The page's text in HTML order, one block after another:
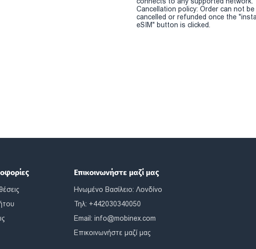
Cancellation policy: Order can not be
cancelled or refunded once the "install
eSIM" button is clicked.
Επικοινωνήστε μαζί μας
Ηνωμένο Βασίλειο: Λονδίνο
Τηλ: +442030340050
Email:info@mobinex.com
Επικοινωνήστε μαζί μας